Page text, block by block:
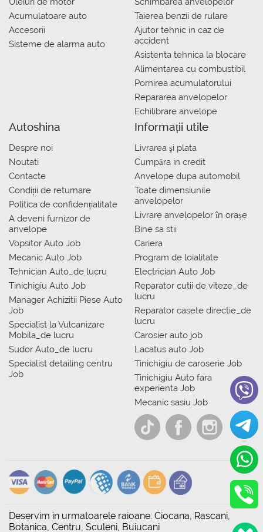
Acumulatoare auto
Accesorii
Sisteme de alarma auto
Taierea benzii de rulare
Ajutor tehnic in caz de
accident
Asistenta tehnica la blocare
Alimentarea cu combustibil
Pornirea acumulatorului
Repararea anvelopelor
Echilibrare anvelope
Autoshina
Despre noi
Noutati
Contacte
Condiții de returnare
Politica de confidențialitate
A deveni furnizor de
anvelope
Vopsitor Auto Job
Mecanic Auto Job
Tehnician Auto_de lucru
Tinichigiu Auto Job
Manager Achizitii Piese Auto
Job
Specialist la Vulcanizare
Mobila_de lucru
Sudor Auto_de lucru
Specialist detailing centru
Job
Informații utile
Livrarea şi plata
Сumpăra in credit
Anvelope dupa automobil
Toate dimensiunile
anvelopelor
Livrare anvelopelor în orașe
Bine sa stii
Cariera
Program de loialitate
Electrician Auto Job
Reparator cutii de viteze_de
lucru
Reparator casete directie_de
lucru
Carosier auto job
Lacatus auto Job
Tinichigiu de caroserie Job
Tinichigiu Auto fara
experienta Job
Mecanic sasiu Job
Deservim in urmatoarele raioane: Ciocana, Rascani,
Botanica, Centru, Sculeni, Buiucani